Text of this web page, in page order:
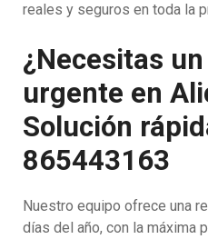
reales y seguros en toda la
¿Necesitas
urgente en
Solución
865443163
Nuestro equipo ofrece una
días del año, con la máxima